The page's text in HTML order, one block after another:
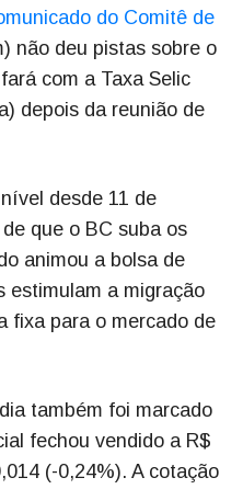
do Comitê de
não deu pistas sobre o
com a Taxa Selic
depois da reunião de
desde 11 de
que o BC suba os
animou a bolsa de
estimulam a migração
fixa para o mercado de
também foi marcado
fechou vendido a R$
(-0,24%). A cotação